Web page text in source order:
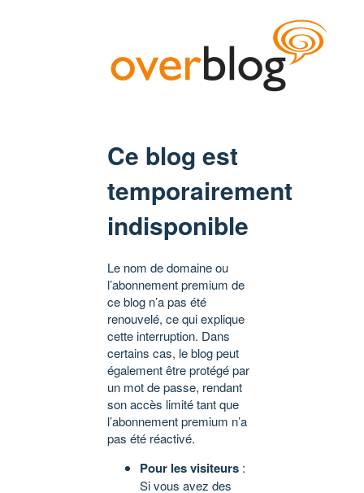
Ce blog est
temporairement
indisponible
Le nom de domaine ou
l’abonnement premium de
ce blog n’a pas été
renouvelé, ce qui explique
cette interruption. Dans
certains cas, le blog peut
également être protégé par
un mot de passe, rendant
son accès limité tant que
l’abonnement premium n’a
pas été réactivé.
Pour les visiteurs :
Si vous avez des